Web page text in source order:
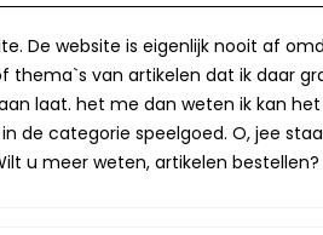
De website is eigenlijk nooit af
van artikelen dat ik daar
laat. het me dan weten ik kan
de categorie speelgoed. O, jee
u meer weten, artikelen